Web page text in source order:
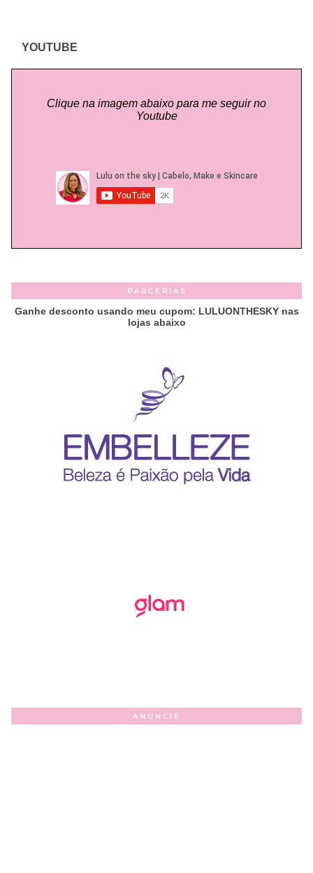
YOUTUBE
Clique na imagem abaixo para me seguir no
Youtube
PARCERIAS
Ganhe desconto usando meu cupom: LULUONTHESKY nas
lojas abaixo
ANUNCIE